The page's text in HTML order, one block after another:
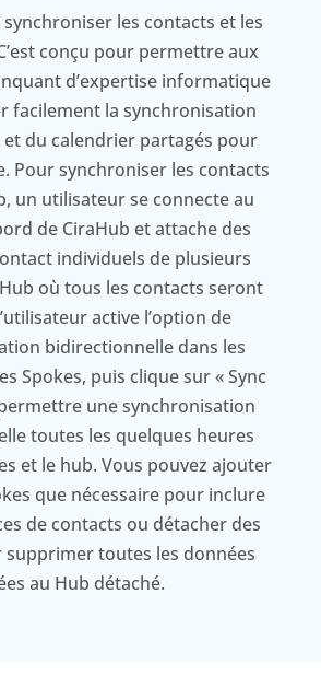
les contacts et les
conçu pour permettre aux
d’expertise informatique
facilement la synchronisation
du calendrier partagés pour
Pour synchroniser les contacts
un utilisateur se connecte au
de CiraHub et attache des
individuels de plusieurs
où tous les contacts seront
active l’option de
bidirectionnelle dans les
Spokes, puis clique sur « Sync
une synchronisation
toutes les quelques heures
et le hub. Vous pouvez ajouter
que nécessaire pour inclure
de contacts ou détacher des
supprimer toutes les données
au Hub détaché.